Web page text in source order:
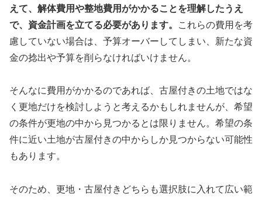
えて、解体費用や整地費用がかかることを理解したうえ
で、資金計画を立てる必要があります。
これらの費用を考
慮していない場合は、予算オーバーしてしまい、新たな資
金の捻出や予算を削らなければいけません。
そんなに費用がかかるのであれば、古屋付きの土地ではな
く更地だけを検討しようと考えるかもしれませんが、希望
の条件が更地の中から見つかるとは限りません。希望の条
件に近い土地が古屋付きの中からしか見つからない可能性
もあります。
そのため、更地・古屋付きどちらも選択肢に入れて広い範